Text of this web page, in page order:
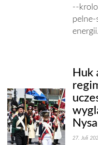
--
Huk
27. Juli